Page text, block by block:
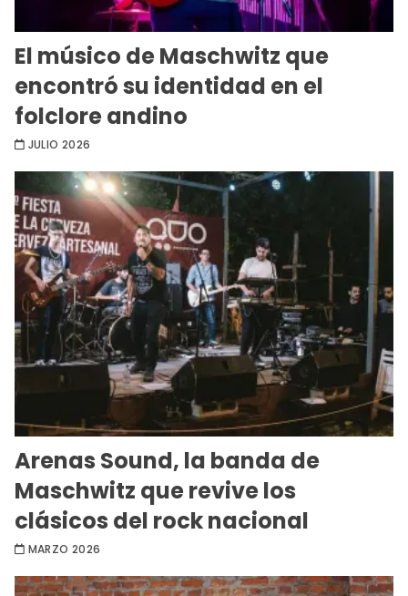
El músico de Maschwitz que
encontró su identidad en el
folclore andino
JULIO 2026
Arenas Sound, la banda de
Maschwitz que revive los
clásicos del rock nacional
MARZO 2026